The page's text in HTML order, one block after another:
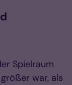
Spielraum
war, als